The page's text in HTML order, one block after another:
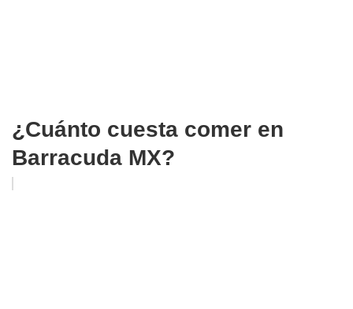
¿Cuánto cuesta comer en
Barracuda MX?